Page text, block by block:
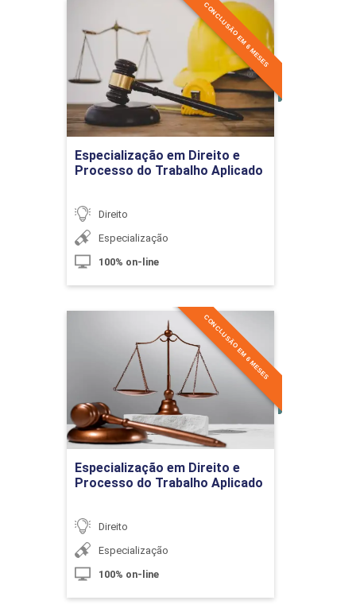
10h
Testamento Ordinário e Extraordinário
Testamento Público
Da Herança e seus Herdeiros
10h
Especialização em Direito e
Processo do Trabalho Aplicado
CONCLUSÃO EM 6 MESES
Direito
Especialização
100% on-line
Especialização em Direito e
Processo do Trabalho
Aplicado
Detalhes do curso
Especialização em Direito e
Processo do Trabalho Aplicado
CONCLUSÃO EM 6 MESES
Direito
Especialização
100% on-line
Especialização em Direito e
Processo do Trabalho
Aplicado
Detalhes do curso